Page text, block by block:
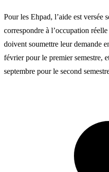
Pour les Ehpad, l’aide est versée
correspondre à l’occupation
doivent soumettre leur demande
février pour le premier semestre,
septembre pour le second